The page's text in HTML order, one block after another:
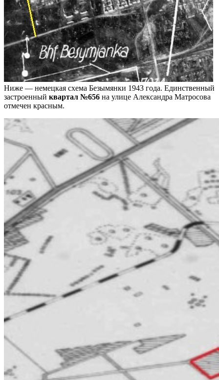
Ниже — немецкая схема Безымянки 1943 года. Единственный
застроенный квартал №656 на улице Александра Матросова
отмечен красным.